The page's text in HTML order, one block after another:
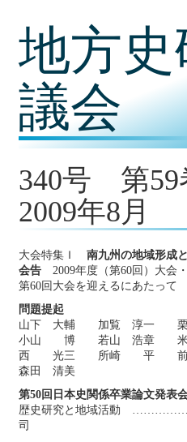
地方
議会
340号 第
2009年8月
大会特集Ｉ 南九州の地域形成
会告 2009年度（第60回）大会
第60回大会を迎えるにあたって
問題提起
山下 大輔 加覧 淳一
小山 博 若山 浩章
西 光三 所崎 平 前
森田 清美
第50回日本史関係卒業論文発表
歴史研究と地域活動
司